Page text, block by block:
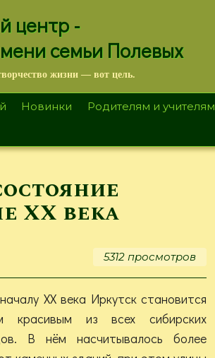
центр -
семьи Полевых
жизни — вот цель.
Новинки Родителям и учителям
XX века
5312 просмотров
XX века Иркутск становится
красивым из всех сибирских
В нём насчитывалось более